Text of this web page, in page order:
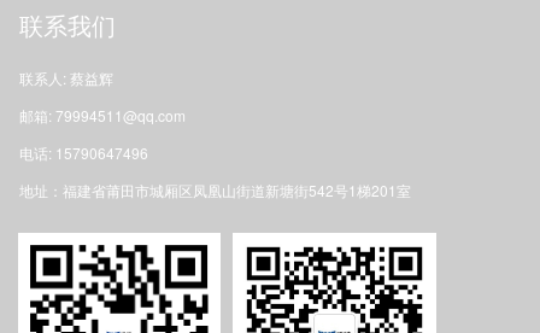
联系我们
联系人: 蔡益辉
邮箱: 79994511@qq.com
电话: 15790647496
地址：福建省莆田市城厢区凤凰山街道新塘街542号1梯201室